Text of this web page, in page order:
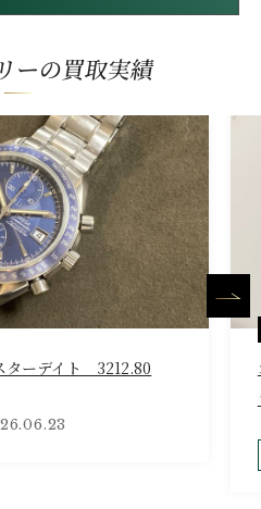
ーの買取実績
ーデイト 3212.80